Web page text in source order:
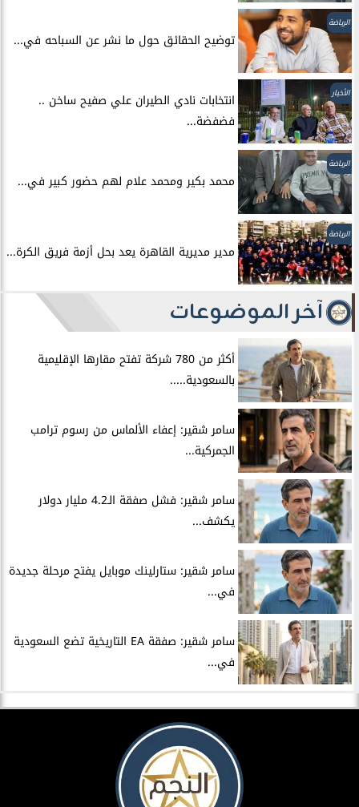
الرياضة
توضيح الحقائق حول ما نشر عن السباحه في...
الأخبار
انتخابات نادي الطيران علي صفيح ساخن ..
فضفضة...
الرياضة
محمد بكير ومحمد علام لهم حضور كبير في...
الرياضة
مدير مديرية القاهرة يعد بحل أزمة فريق الكرة...
آخر الموضوعات
أكثر من 780 شركة تفتح مقارها الإقليمية
بالسعودية.....
سامر شقير: إعفاء الألماس من رسوم ترامب
الجمركية...
سامر شقير: فشل صفقة الـ4.2 مليار دولار
يكشف...
سامر شقير: ستارلينك موبايل يفتح مرحلة جديدة
في...
سامر شقير: صفقة EA التاريخية تضع السعودية
في...